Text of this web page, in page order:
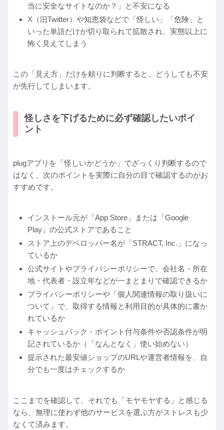
当に安全なサイトなのか？」と不安になる
X（旧Twitter）や知恵袋などで「怪しい」「危険」と
いった単語だけが切り取られて拡散され、実態以上に
怖く見えてしまう
この「見え方」だけを頼りに判断すると、どうしても不安
が先行してしまいます。
怪しさを下げるために必ず確認したいポイ
ント
plugアプリを「怪しいかどうか」でざっくり判断するので
はなく、次のポイントを実際に自分の目で確認するのがお
すすめです。
インストール元が「App Store」または「Google
Play」の公式ストアであること
ストア上のデベロッパー名が「STRACT, Inc.」になっ
ているか
公式サイトやプライバシーポリシーで、会社名・所在
地・代表者・設立年などが一まとまりで確認できるか
プライバシーポリシーや「個人関連情報の取り扱いに
ついて」で、取得する情報と利用目的が具体的に書か
れているか
キャッシュバック・ポイント付与条件や否認条件が明
記されているか（「なんとなく」使い始めない）
提示された最安値ショップのURLや運営者情報を、自
分でも一度はチェックするか
ここまでを確認して、それでも「モヤモヤする」と感じる
なら、無理に使わず他のサービスを選ぶ方がストレスも少
なくて済みます。